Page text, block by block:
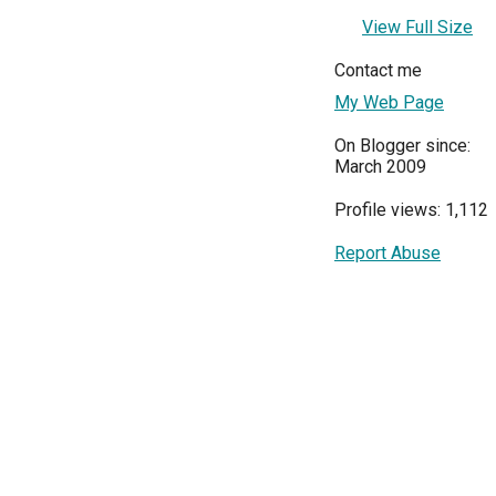
View Full Size
Contact me
My Web Page
On Blogger since:
March 2009
Profile views: 1,112
Report Abuse